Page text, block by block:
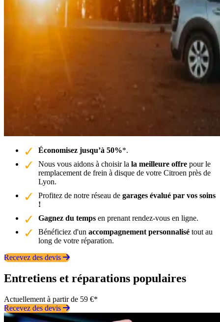
Économisez jusqu’à 50%*.
Nous vous aidons à choisir la la meilleure offre pour le
remplacement de frein à disque de votre Citroen près de
Lyon.
Profitez de notre réseau de garages évalué par vos soins
!
Gagnez du temps en prenant rendez-vous en ligne.
Bénéficiez d'un accompagnement personnalisé tout au
long de votre réparation.
Recevez des devis
Entretiens et réparations populaires
Actuellement à partir de 59 €*
Recevez des devis